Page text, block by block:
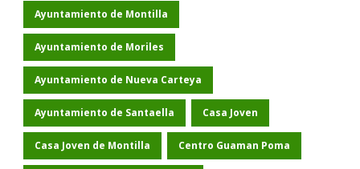
Ayuntamiento de Montilla
Ayuntamiento de Moriles
Ayuntamiento de Nueva Carteya
Ayuntamiento de Santaella Casa Joven
Casa Joven de Montilla Centro Guaman Poma